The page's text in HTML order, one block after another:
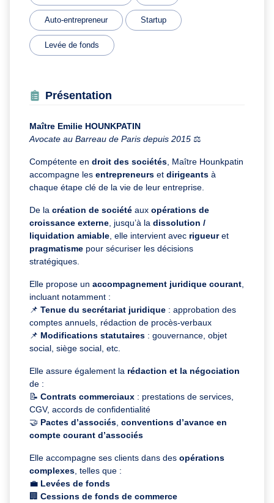
Auto-entrepreneur Startup
Levée de fonds
Présentation
Maître Emilie HOUNKPATIN
Avocate au Barreau de Paris depuis 2015 ⚖️
Compétente en droit des sociétés , Maître Hounkpatin
accompagne les entrepreneurs et dirigeants à
chaque étape clé de la vie de leur entreprise.
De la création de société aux opérations de
croissance externe , jusqu’à la dissolution /
liquidation amiable , elle intervient avec rigueuret
pragmatisme pour sécuriser les décisions
stratégiques.
Elle propose un accompagnement juridique courant
incluant notamment :
📌 Tenue du secrétariat juridique : approbation des
comptes annuels, rédaction de procès-verbaux
📌 Modifications statutaires : gouvernance, objet
social, siège social, etc.
Elle assure également la rédaction et la négociation
de :
📝 Contrats commerciaux : prestations de services,
CGV, accords de confidentialité
🤝 Pactes d’associés conventions d’avance en
compte courant d’associés
Elle accompagne ses clients dans des opérations
complexes , telles que :
💼 Levées de fonds
🏢 Cessions de fonds de commerce